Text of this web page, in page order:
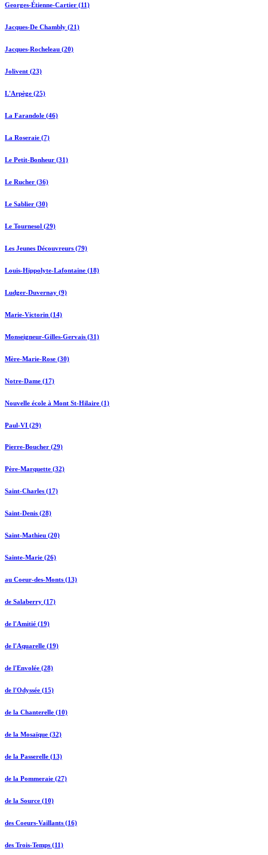
Georges-Étienne-Cartier (11)
Jacques-De Chambly (21)
Jacques-Rocheleau (20)
Jolivent (23)
L'Arpège (25)
La Farandole (46)
La Roseraie (7)
Le Petit-Bonheur (31)
Le Rucher (36)
Le Sablier (30)
Le Tournesol (29)
Les Jeunes Découvreurs (79)
Louis-Hippolyte-Lafontaine (18)
Ludger-Duvernay (9)
Marie-Victorin (14)
Monseigneur-Gilles-Gervais (31)
Mère-Marie-Rose (30)
Notre-Dame (17)
Nouvelle école à Mont St-Hilaire (1)
Paul-VI (29)
Pierre-Boucher (29)
Père-Marquette (32)
Saint-Charles (17)
Saint-Denis (28)
Saint-Mathieu (20)
Sainte-Marie (26)
au Coeur-des-Monts (13)
de Salaberry (17)
de l'Amitié (19)
de l'Aquarelle (19)
de l'Envolée (28)
de l'Odyssée (15)
de la Chanterelle (10)
de la Mosaïque (32)
de la Passerelle (13)
de la Pommeraie (27)
de la Source (10)
des Coeurs-Vaillants (16)
des Trois-Temps (11)